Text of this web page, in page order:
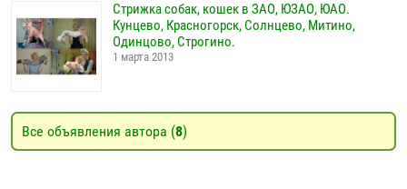
Стрижка собак, кошек в ЗАО, ЮЗАО, ЮАО.
Кунцево, Красногорск, Солнцево, Митино,
Одинцово, Строгино.
1 марта 2013
Все объявления автора (8)